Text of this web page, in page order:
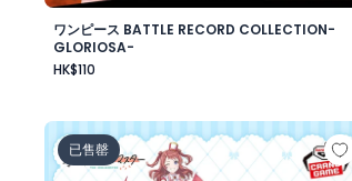
ワンピース BATTLE RECORD COLLECTION-
GLORIOSA-
HK$110
学園アイドルマスター ちびぐるみ～
已售罄